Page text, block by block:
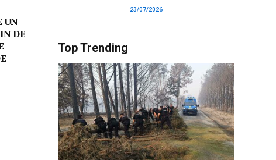
UN
DE
23/07/2026
Top Trending